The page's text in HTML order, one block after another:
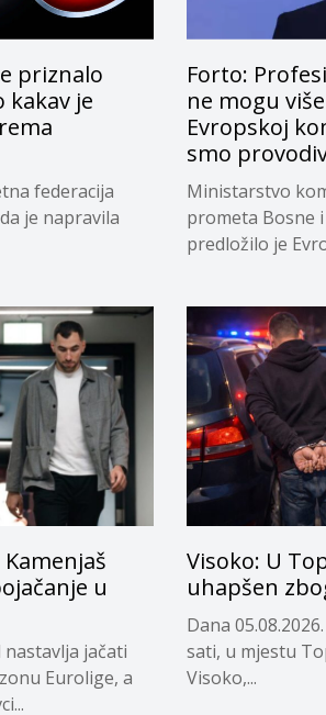
priznalo
kakav je
federacija
je napravila
Forto:
ne mogu
Evropskoj
smo
Ministarstvo
prometa Bosne
predložilo je
u
jačati
Eurolige, a
Visoko: U
uhapšen
Dana
sati, u mjestu
Visoko,...